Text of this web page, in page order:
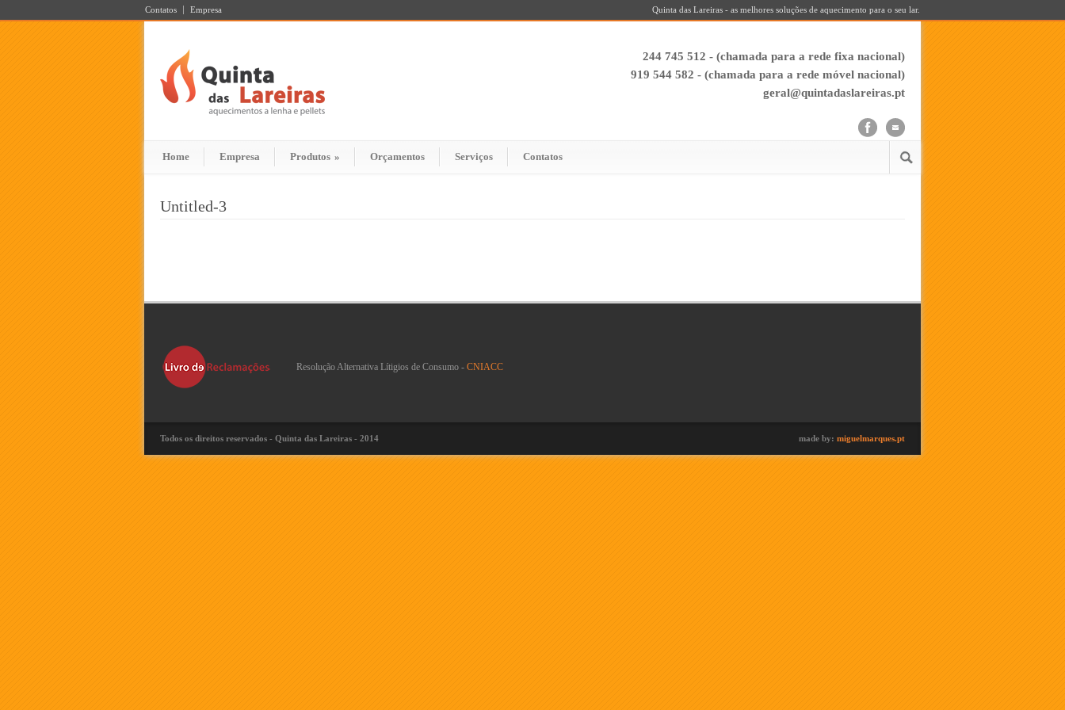
Contatos Empresa Quinta das Lareiras - as melhores soluções de aquecimento para o seu lar.
244 745 512 - (chamada para a rede fixa nacional)
919 544 582 - (chamada para a rede móvel nacional)
geral@quintadaslareiras.pt
Home Empresa Produtos » Orçamentos Serviços Contatos
Untitled-3
Resolução Alternativa Lítigios de Consumo - CNIACC
Todos os direitos reservados - Quinta das Lareiras - 2014 made by: miguelmarques.pt